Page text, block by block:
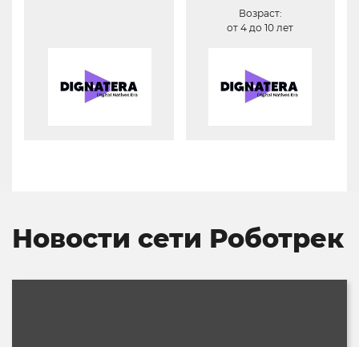
Возраст:
от 4 до 10 лет
Новости сети Роботрек